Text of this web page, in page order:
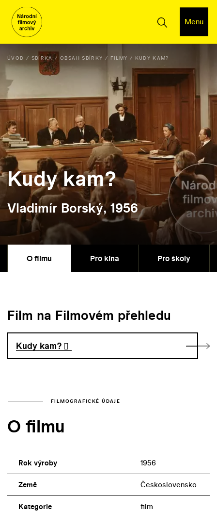
Menu
ÚVOD SBÍRKA OBSAH SBÍRKY FILMY KUDY KAM?
Kudy kam?
Vladimír Borský, 1956
O filmu Pro kina Pro školy
Film na Filmovém přehledu
Kudy kam?
FILMOGRAFICKÉ ÚDAJE
O filmu
Rok výroby 1956
Země Československo
Kategorie film